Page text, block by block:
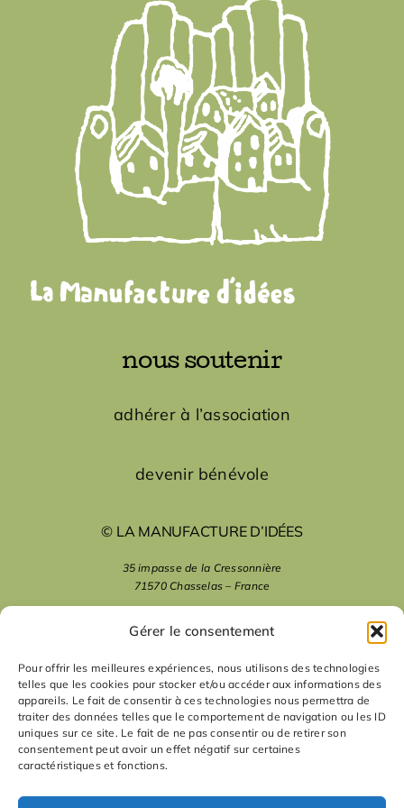
Gérer le consentement
Pour offrir les meilleures expériences, nous utilisons des technologies
telles que les cookies pour stocker et/ou accéder aux informations des
appareils. Le fait de consentir à ces technologies nous permettra de
traiter des données telles que le comportement de navigation ou les ID
uniques sur ce site. Le fait de ne pas consentir ou de retirer son
consentement peut avoir un effet négatif sur certaines
caractéristiques et fonctions.
Contact
nous soutenir
adhérer à l’association
devenir bénévole
© LA MANUFACTURE D’IDÉES
35 impasse de la Cressonnière
71570 Chasselas – France
mentions légales
nous suivre
nous contacter